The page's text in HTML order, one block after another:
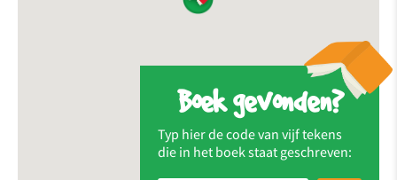
Boek gevonden?
Typ hier de code van vijf tekens
die in het boek staat geschreven: